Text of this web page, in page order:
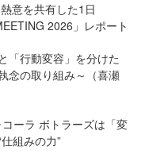
意を共有した1日
2026」レポート
「行動変容」を分けた
念の取り組み～（喜瀬
ーラ ボトラーズは「変
組みの力”